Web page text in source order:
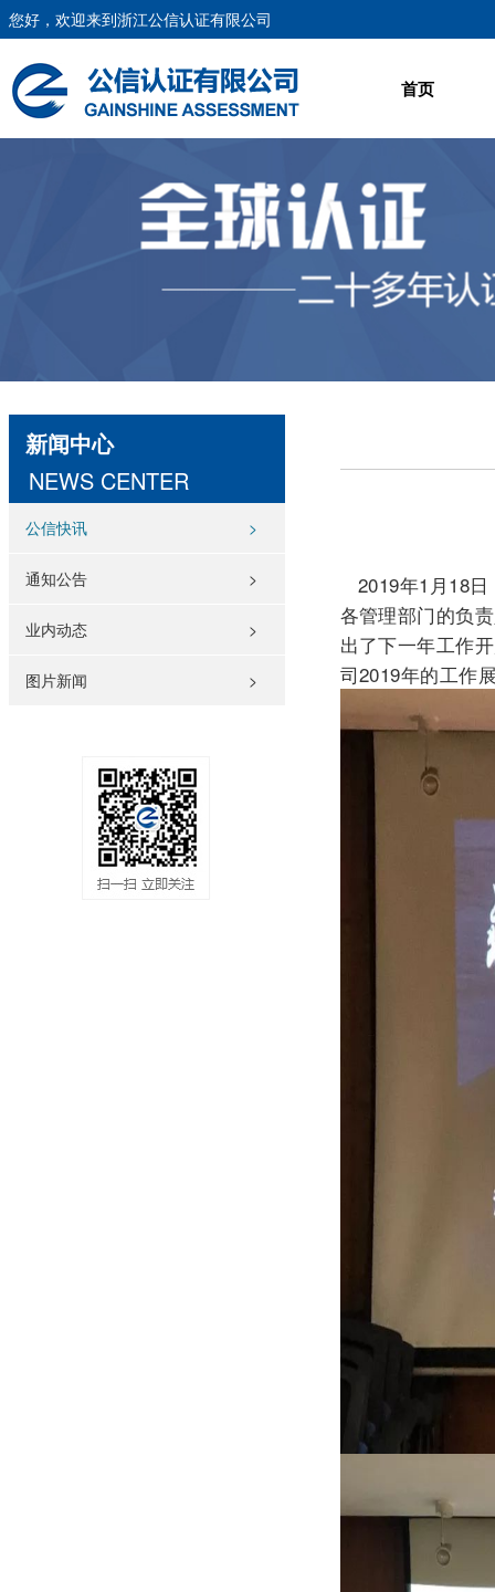
您好，欢迎来到浙江公信认证有限公司
首页
新闻中心
NEWS CENTER
公信快讯 >
通知公告 >
业内动态 >
图片新闻 >
2019年1月18日
各管理部门的负
出了下一年工作
司2019年的工作